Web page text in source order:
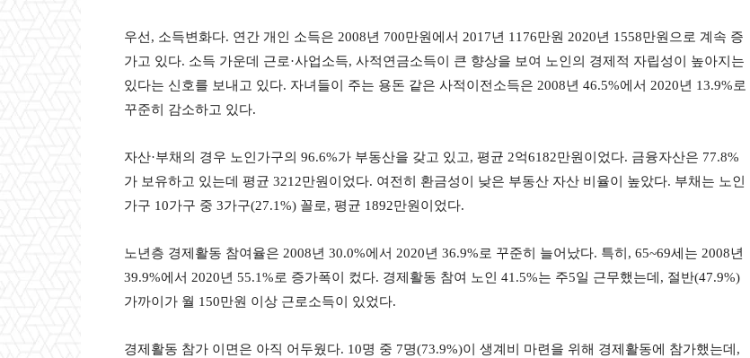
우선, 소득변화다. 연간 개인 소득은 2008년 700만원에서 2017년 1176만원 2020년 1558만원으로 계속 증
가고 있다. 소득 가운데 근로·사업소득, 사적연금소득이 큰 향상을 보여 노인의 경제적 자립성이 높아지는
있다는 신호를 보내고 있다. 자녀들이 주는 용돈 같은 사적이전소득은 2008년 46.5%에서 2020년 13.9%로
꾸준히 감소하고 있다.
자산·부채의 경우 노인가구의 96.6%가 부동산을 갖고 있고, 평균 2억6182만원이었다. 금융자산은 77.8%
가 보유하고 있는데 평균 3212만원이었다. 여전히 환금성이 낮은 부동산 자산 비율이 높았다. 부채는 노인
가구 10가구 중 3가구(27.1%) 꼴로, 평균 1892만원이었다.
노년층 경제활동 참여율은 2008년 30.0%에서 2020년 36.9%로 꾸준히 늘어났다. 특히, 65~69세는 2008년
39.9%에서 2020년 55.1%로 증가폭이 컸다. 경제활동 참여 노인 41.5%는 주5일 근무했는데, 절반(47.9%)
가까이가 월 150만원 이상 근로소득이 있었다.
경제활동 참가 이면은 아직 어두웠다. 10명 중 7명(73.9%)이 생계비 마련을 위해 경제활동에 참가했는데,